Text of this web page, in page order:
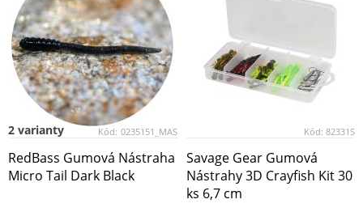
Kód: 0235151_MAS
2 varianty
RedBass Gumová Nástraha
Micro Tail Dark Black
Kód: 82331S
Savage Gear Gumová
Nástrahy 3D Crayfish Kit 30
ks 6,7 cm